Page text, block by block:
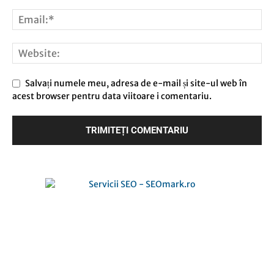
Salvați numele meu, adresa de e-mail și site-ul web în
acest browser pentru data viitoare i comentariu.